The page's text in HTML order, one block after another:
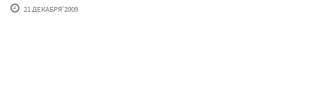
21 ДЕКАБРЯ'2009